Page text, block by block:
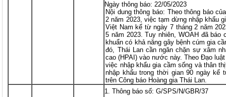
Ngày thông báo: 22/05/2023
Nội dung thông báo: Theo thông báo
2 năm 2023, việc tạm dừng nhập khẩu
Việt Nam kể từ ngày 7 tháng 2 năm
5 năm 2023. Tuy nhiên, WOAH đã
khuẩn có khả năng gây bệnh cúm gia
đó, Thái Lan cần ngăn chặn sự xâm
cao (HPAI) vào nước này. Theo Đạo
việc nhập khẩu gia cầm sống và thân
nhập khẩu trong thời gian 90 ngày kể
trên Công báo Hoàng gia Thái Lan.
Thông báo số: G/SPS/N/GBR/37